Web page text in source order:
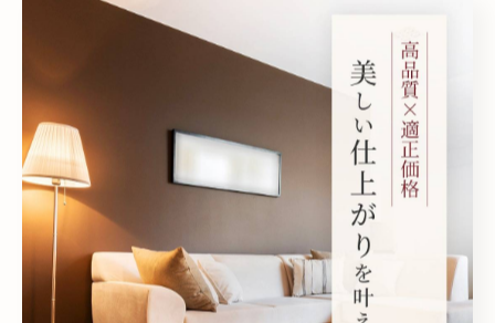
壁紙張り替えで、よくある勘違い
4 5 14
カテゴリー Categories